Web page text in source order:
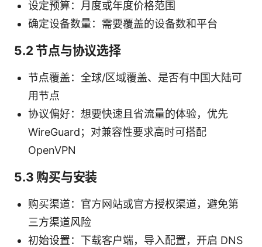
设定预算：月度或年度价格范围
确定设备数量：需要覆盖的设备数和平台
5.2 节点与协议选择
节点覆盖：全球/区域覆盖、是否有中国大陆可
用节点
协议偏好：想要快速且省流量的体验，优先
WireGuard；对兼容性要求高时可搭配
OpenVPN
5.3 购买与安装
购买渠道：官方网站或官方授权渠道，避免第
三方渠道风险
初始设置：下载客户端，导入配置，开启 DNS